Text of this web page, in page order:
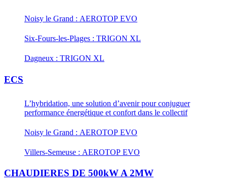
Noisy le Grand : AEROTOP EVO
Six-Fours-les-Plages : TRIGON XL
Dagneux : TRIGON XL
ECS
L’hybridation, une solution d’avenir pour conjuguer
performance énergétique et confort dans le collectif
Noisy le Grand : AEROTOP EVO
Villers-Semeuse : AEROTOP EVO
CHAUDIERES DE 500kW A 2MW